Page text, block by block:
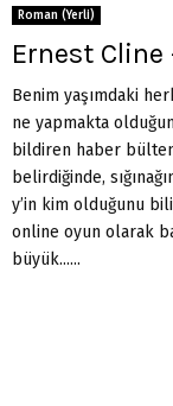
Roman (Yerli)
Ernest
Benim yaşımdaki
ne yapmakta
bildiren haber
belirdiğinde,
y’in kim olduğunu
online oyun olarak
büyük......